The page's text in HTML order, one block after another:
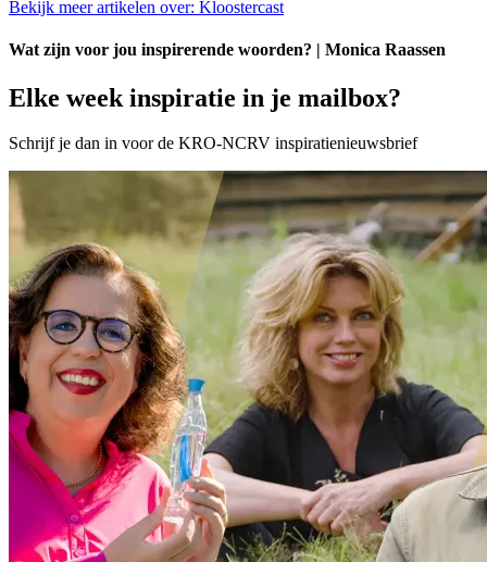
Bekijk meer artikelen over: Kloostercast
Wat zijn voor jou inspirerende woorden? | Monica Raassen
Elke week inspiratie in je mailbox?
Schrijf je dan in voor de KRO-NCRV inspiratienieuwsbrief